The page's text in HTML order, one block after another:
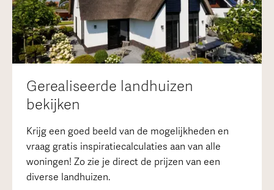
Gerealiseerde landhuizen
bekijken
Krijg een goed beeld van de mogelijkheden en
vraag gratis inspiratiecalculaties aan van alle
woningen! Zo zie je direct de prijzen van een
diverse landhuizen.